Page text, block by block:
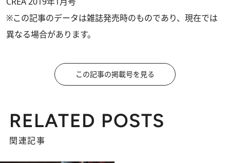
※この記事のデータは雑誌発売時のものであり、現在では
異なる場合があります。
この記事の掲載号を見る
RELATED POSTS
関連記事